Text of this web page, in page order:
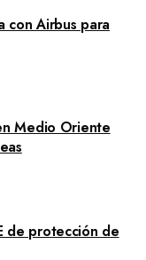
con Airbus para
Medio Oriente
de protección de